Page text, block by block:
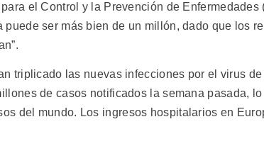
el Control y la Prevención de Enfermedades
puede ser más bien de un millón, dado que los
triplicado las nuevas infecciones por el virus
de casos notificados la semana pasada,
del mundo. Los ingresos hospitalarios en